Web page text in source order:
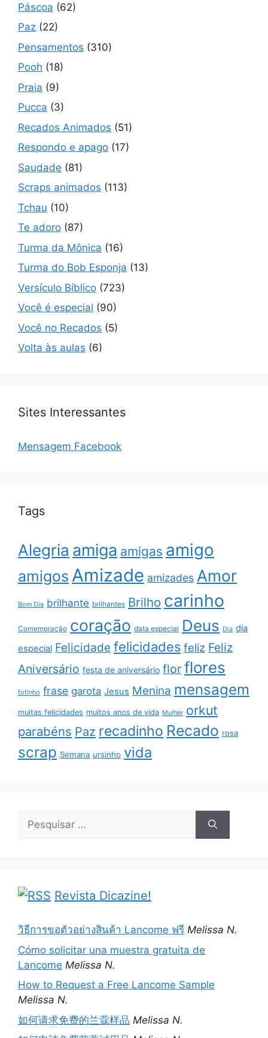
Páscoa (62)
Paz (22)
Pensamentos (310)
Pooh (18)
Praia (9)
Pucca (3)
Recados Animados (51)
Respondo e apago (17)
Saudade (81)
Scraps animados (113)
Tchau (10)
Te adoro (87)
Turma da Mônica (16)
Turma do Bob Esponja (13)
Versículo Bíblico (723)
Você é especial (90)
Você no Recados (5)
Volta às aulas (6)
Sites Interessantes
Mensagem Facebook
Tags
Alegria amiga amigas amigo
amigos Amizade amizades Amor
Bom Dia brilhante brilhantes Brilho carinho
Comemoração coração data especial Deus Dia dia
especial Felicidade felicidades feliz Feliz
Aniversário festa de aniversário flor flores
fofinho frase garota Jesus Menina mensagem
muitas felicidades muitos anos de vida Mulher orkut
parabéns Paz recadinho Recado rosa
scrap Semana ursinho vida
Pesquisar
Revista Dicazine!
วิธีการขอตัวอย่างสินค้า Lancome ฟรี Melissa N.
Cómo solicitar una muestra gratuita de
Lancome Melissa N.
How to Request a Free Lancome Sample
Melissa N.
如何请求免费的兰蔻样品 Melissa N.